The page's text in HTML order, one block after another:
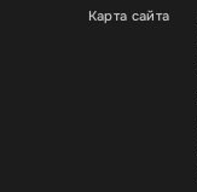
Карта сайта